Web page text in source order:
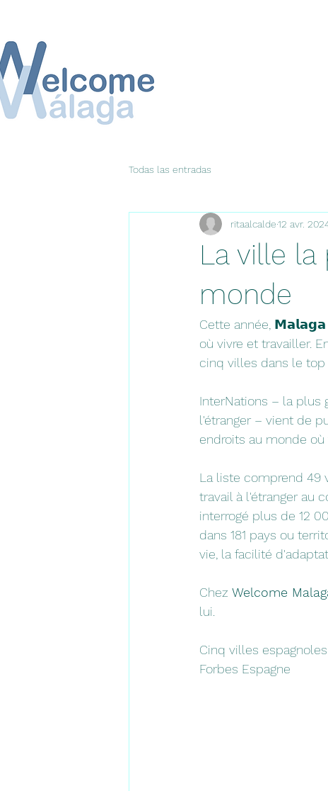
Todas las entradas
La ville la
monde
ritaalcalde12 avr.
Cette année, 𝗠𝗮𝗹𝗮𝗴𝗮
où vivre et travailler.
cinq villes dans le top
InterNations – la plus
l'étranger – vient de
endroits au monde où
La liste comprend 49
travail à l'étranger au
interrogé plus de 12
dans 181 pays ou
vie, la facilité
Chez Welcome
lui.
Cinq villes
Forbes Espagne